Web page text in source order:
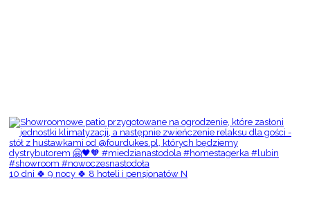
10 dni 🍀 9 nocy 🍀 8 hoteli i pensjonatów N